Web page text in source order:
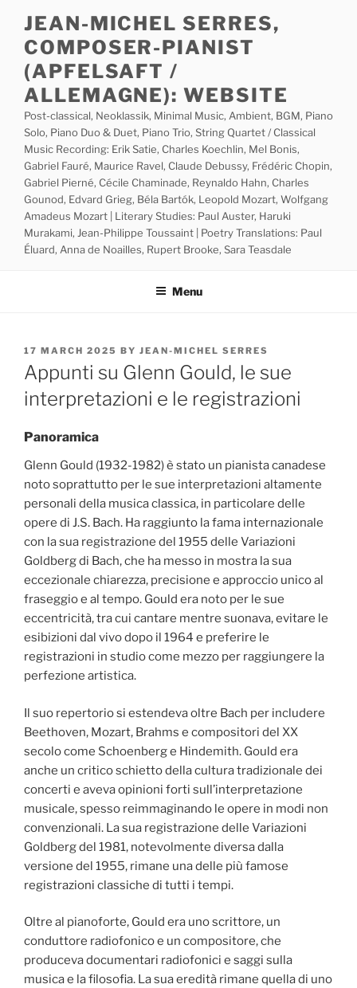
content
JEAN-MICHEL SERRES,
COMPOSER-PIANIST
(APFELSAFT /
ALLEMAGNE): WEBSITE
Post-classical, Neoklassik, Minimal Music, Ambient, BGM, Piano
Solo, Piano Duo & Duet, Piano Trio, String Quartet / Classical
Music Recording: Erik Satie, Charles Koechlin, Mel Bonis,
Gabriel Fauré, Maurice Ravel, Claude Debussy, Frédéric Chopin,
Gabriel Pierné, Cécile Chaminade, Reynaldo Hahn, Charles
Gounod, Edvard Grieg, Béla Bartók, Leopold Mozart, Wolfgang
Amadeus Mozart | Literary Studies: Paul Auster, Haruki
Murakami, Jean-Philippe Toussaint | Poetry Translations: Paul
Éluard, Anna de Noailles, Rupert Brooke, Sara Teasdale
Menu
POSTED
ON
17 MARCH 2025 BY JEAN-MICHEL SERRES
Appunti su Glenn Gould, le sue
interpretazioni e le registrazioni
Panoramica
Glenn Gould (1932-1982) è stato un pianista canadese
noto soprattutto per le sue interpretazioni altamente
personali della musica classica, in particolare delle
opere di J.S. Bach. Ha raggiunto la fama internazionale
con la sua registrazione del 1955 delle Variazioni
Goldberg di Bach, che ha messo in mostra la sua
eccezionale chiarezza, precisione e approccio unico al
fraseggio e al tempo. Gould era noto per le sue
eccentricità, tra cui cantare mentre suonava, evitare le
esibizioni dal vivo dopo il 1964 e preferire le
registrazioni in studio come mezzo per raggiungere la
perfezione artistica.
Il suo repertorio si estendeva oltre Bach per includere
Beethoven, Mozart, Brahms e compositori del XX
secolo come Schoenberg e Hindemith. Gould era
anche un critico schietto della cultura tradizionale dei
concerti e aveva opinioni forti sull’interpretazione
musicale, spesso reimmaginando le opere in modi non
convenzionali. La sua registrazione delle Variazioni
Goldberg del 1981, notevolmente diversa dalla
versione del 1955, rimane una delle più famose
registrazioni classiche di tutti i tempi.
Oltre al pianoforte, Gould era uno scrittore, un
conduttore radiofonico e un compositore, che
produceva documentari radiofonici e saggi sulla
musica e la filosofia. La sua eredità rimane quella di uno